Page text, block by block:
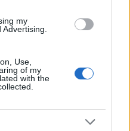
my
Use,
of my
with the
re
il gala del Big Art